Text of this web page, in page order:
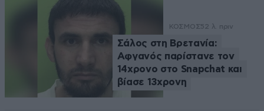
ΚΟΣΜΟΣ52 λ. πριν
Σάλος στη Βρετανία:
Αφγανός παρίστανε τον
14χρονο στο Snapchat και
βίασε 13χρονη